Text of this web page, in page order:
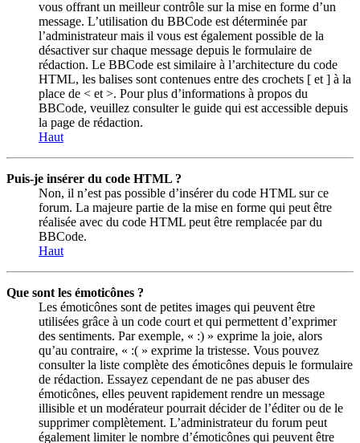
vous offrant un meilleur contrôle sur la mise en forme d’un
message. L’utilisation du BBCode est déterminée par
l’administrateur mais il vous est également possible de la
désactiver sur chaque message depuis le formulaire de
rédaction. Le BBCode est similaire à l’architecture du code
HTML, les balises sont contenues entre des crochets [ et ] à la
place de < et >. Pour plus d’informations à propos du
BBCode, veuillez consulter le guide qui est accessible depuis
la page de rédaction.
Haut
Puis-je insérer du code HTML ?
Non, il n’est pas possible d’insérer du code HTML sur ce
forum. La majeure partie de la mise en forme qui peut être
réalisée avec du code HTML peut être remplacée par du
BBCode.
Haut
Que sont les émoticônes ?
Les émoticônes sont de petites images qui peuvent être
utilisées grâce à un code court et qui permettent d’exprimer
des sentiments. Par exemple, « :) » exprime la joie, alors
qu’au contraire, « :( » exprime la tristesse. Vous pouvez
consulter la liste complète des émoticônes depuis le formulaire
de rédaction. Essayez cependant de ne pas abuser des
émoticônes, elles peuvent rapidement rendre un message
illisible et un modérateur pourrait décider de l’éditer ou de le
supprimer complètement. L’administrateur du forum peut
également limiter le nombre d’émoticônes qui peuvent être